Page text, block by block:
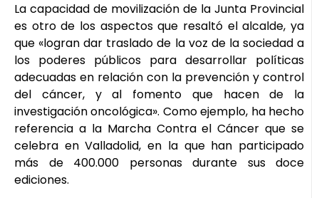
La capacidad de movilización de la Junta Provincial
es otro de los aspectos que resaltó el alcalde, ya
que «logran dar traslado de la voz de la sociedad a
los poderes públicos para desarrollar políticas
adecuadas en relación con la prevención y control
del cáncer, y al fomento que hacen de la
investigación oncológica». Como ejemplo, ha hecho
referencia a la Marcha Contra el Cáncer que se
celebra en Valladolid, en la que han participado
más de 400.000 personas durante sus doce
ediciones.